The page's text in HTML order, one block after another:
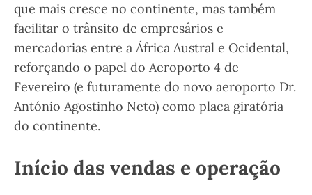
que mais cresce no continente, mas também
facilitar o trânsito de empresários e
mercadorias entre a África Austral e Ocidental,
reforçando o papel do Aeroporto 4 de
Fevereiro (e futuramente do novo aeroporto Dr.
António Agostinho Neto) como placa giratória
do continente.
Início das vendas e operação